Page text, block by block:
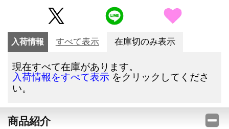
入荷情報 すべて表示 在庫切のみ表示
現在すべて在庫があります。
入荷情報をすべて表示 をクリックしてくださ
い。
商品紹介